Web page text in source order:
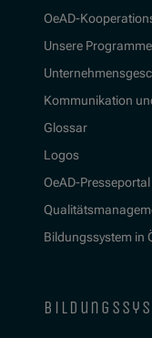
OeAD-
Unsere
Kommunikation
Glossar
Logos
OeAD-Presseportal
Bildungssystem in